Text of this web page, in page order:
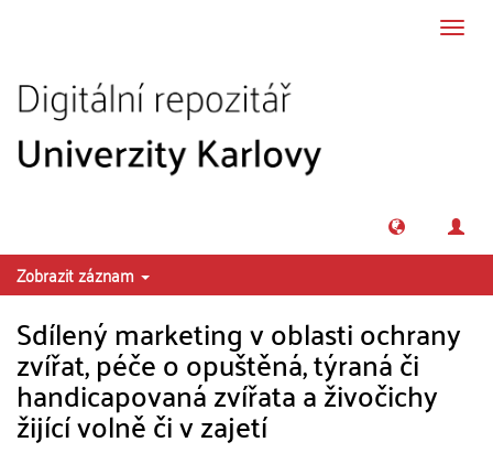
Zobrazit záznam
Sdílený marketing v oblasti ochrany
zvířat, péče o opuštěná, týraná či
handicapovaná zvířata a živočichy
žijící volně či v zajetí